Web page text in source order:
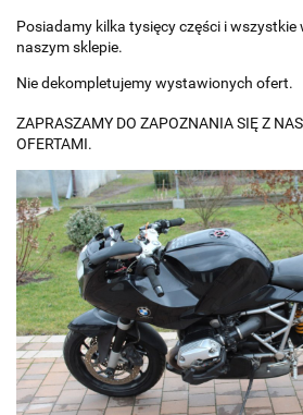
Posiadamy kilka tysięcy części i
naszym sklepie.
Nie dekompletujemy wystawionych ofert.
ZAPRASZAMY DO ZAPOZNANIA SIĘ Z
OFERTAMI.